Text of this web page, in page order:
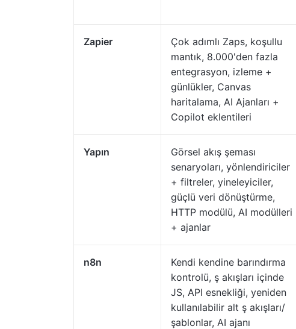
Zapier
Çok adımlı Zaps, koşullu
mantık, 8.000'den fazla
entegrasyon, izleme +
günlükler, Canvas
haritalama, AI Ajanları +
Copilot eklentileri
Yapın
Görsel akış şeması
senaryoları, yönlendiriciler
+ filtreler, yineleyiciler,
güçlü veri dönüştürme,
HTTP modülü, AI modülleri
+ ajanlar
n8n
Kendi kendine barındırma
kontrolü, ş akışları içinde
JS, API esnekliği, yeniden
kullanılabilir alt ş akışları/
şablonlar, AI ajanı